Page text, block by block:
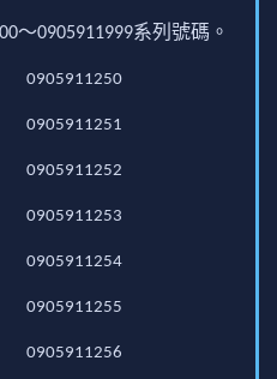
～0905911999系列號碼。
0905911250
0905911251
0905911252
0905911253
0905911254
0905911255
0905911256